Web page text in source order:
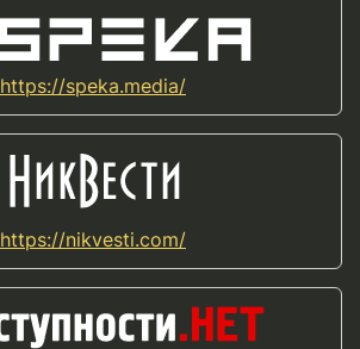
https://speka.media/
https://nikvesti.com/